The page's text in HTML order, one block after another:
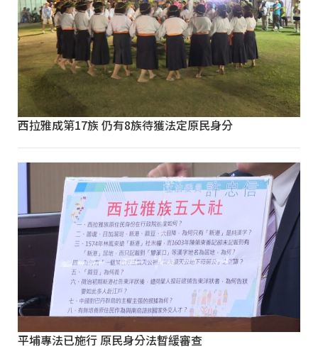
西拉雅成第17族 仍有8族待獲法定原民身分
平埔專法已施行 原民身分法暫緩審查